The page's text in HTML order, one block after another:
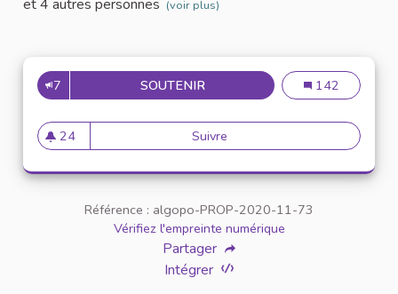
et 4 autres personnes (voir plus)
7 SOUTENIRPRÉVENTION CONTRE LE
Prévention
142
24
24 abonnés
Suivre Prévention contre le
Référence : algopo-PROP-2020-11-73
Vérifiez l'empreinte numérique
Partager
Intégrer